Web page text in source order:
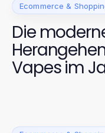
Ecommerce &
Die
Vapes im